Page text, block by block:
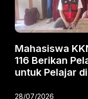
Mahasiswa
116 Berikan
untuk Pelajar
28/07/2026